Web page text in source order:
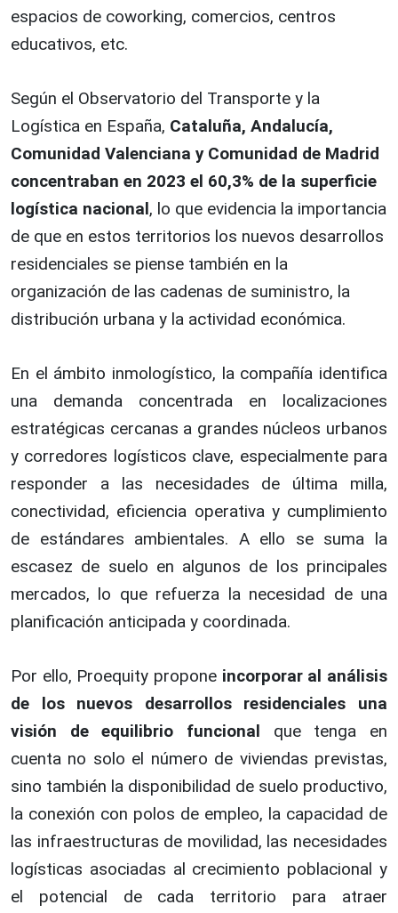
espacios de coworking, comercios, centros
educativos, etc.
Según el Observatorio del Transporte y la
Logística en España, Cataluña, Andalucía,
Comunidad Valenciana y Comunidad de Madrid
concentraban en 2023 el 60,3% de la superficie
logística nacional, lo que evidencia la importancia
de que en estos territorios los nuevos desarrollos
residenciales se piense también en la
organización de las cadenas de suministro, la
distribución urbana y la actividad económica.
En el ámbito inmologístico, la compañía identifica
una demanda concentrada en localizaciones
estratégicas cercanas a grandes núcleos urbanos
y corredores logísticos clave, especialmente para
responder a las necesidades de última milla,
conectividad, eficiencia operativa y cumplimiento
de estándares ambientales. A ello se suma la
escasez de suelo en algunos de los principales
mercados, lo que refuerza la necesidad de una
planificación anticipada y coordinada.
Por ello, Proequity propone incorporar al análisis
de los nuevos desarrollos residenciales una
visión de equilibrio funcional que tenga en
cuenta no solo el número de viviendas previstas,
sino también la disponibilidad de suelo productivo,
la conexión con polos de empleo, la capacidad de
las infraestructuras de movilidad, las necesidades
logísticas asociadas al crecimiento poblacional y
el potencial de cada territorio para atraer